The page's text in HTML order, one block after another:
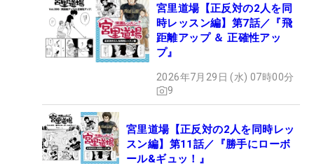
宮里道場【正反対の2人を同
時レッスン編】第7話／『飛
距離アップ ＆ 正確性アッ
プ』
2026年7月29日 (水) 07時00分
9
宮里道場【正反対の2人を同時レッ
スン編】第11話／『勝手にローボ
ール&ギュッ！』